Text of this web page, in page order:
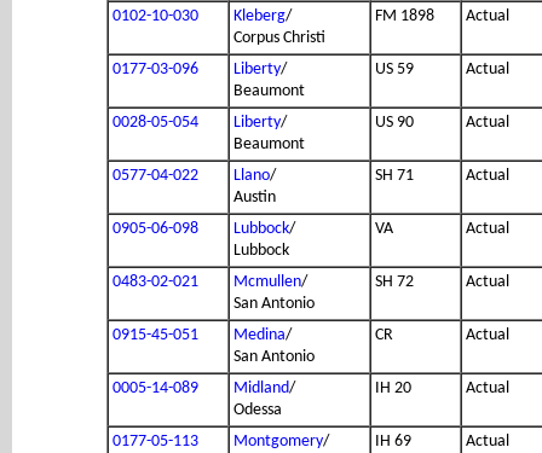
0102-10-030 Kleberg/
Corpus Christi
FM 1898 Actual
0177-03-096 Liberty/
Beaumont
US 59 Actual
0028-05-054 Liberty/
Beaumont
US 90 Actual
0577-04-022 Llano/
Austin
SH 71 Actual
0905-06-098 Lubbock/
Lubbock
VA Actual
0483-02-021 Mcmullen/
San Antonio
SH 72 Actual
0915-45-051 Medina/
San Antonio
CR Actual
0005-14-089 Midland/
Odessa
IH 20 Actual
0177-05-113 Montgomery/
IH 69 Actual